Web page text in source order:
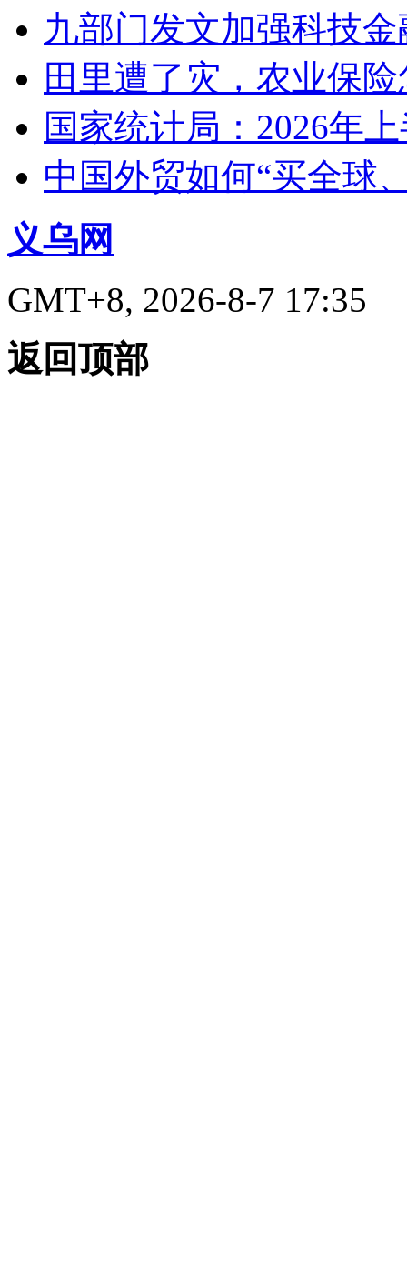
九部门发文加强科技
田里遭了灾，农业保
国家统计局：2026年
中国外贸如何“买全球
义乌网
GMT+8, 2026-8-7 17:35
返回顶部